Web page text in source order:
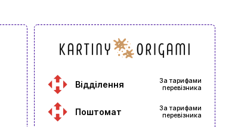
Відділення
За тарифами
перевізника
Поштомат
За тарифами
перевізника